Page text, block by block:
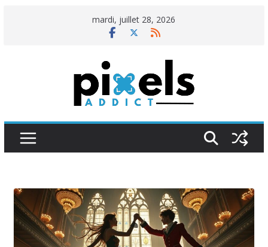
mardi, juillet 28, 2026